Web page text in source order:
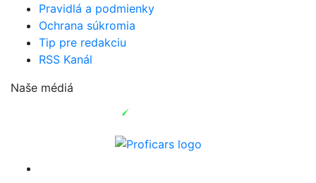
Pravidlá a podmienky
Ochrana súkromia
Tip pre redakciu
RSS Kanál
Naše médiá